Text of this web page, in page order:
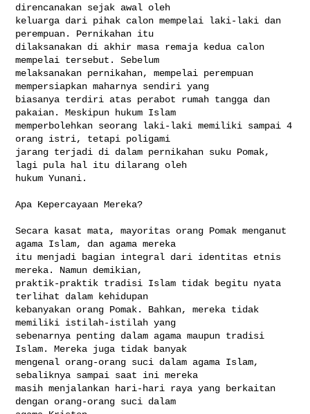
direncanakan sejak awal oleh
keluarga dari pihak calon mempelai laki-laki dan
perempuan. Pernikahan itu
dilaksanakan di akhir masa remaja kedua calon
mempelai tersebut. Sebelum
melaksanakan pernikahan, mempelai perempuan
mempersiapkan maharnya sendiri yang
biasanya terdiri atas perabot rumah tangga dan
pakaian. Meskipun hukum Islam
memperbolehkan seorang laki-laki memiliki sampai 4
orang istri, tetapi poligami
jarang terjadi di dalam pernikahan suku Pomak,
lagi pula hal itu dilarang oleh
hukum Yunani.
Apa Kepercayaan Mereka?
Secara kasat mata, mayoritas orang Pomak menganut
agama Islam, dan agama mereka
itu menjadi bagian integral dari identitas etnis
mereka. Namun demikian,
praktik-praktik tradisi Islam tidak begitu nyata
terlihat dalam kehidupan
kebanyakan orang Pomak. Bahkan, mereka tidak
memiliki istilah-istilah yang
sebenarnya penting dalam agama maupun tradisi
Islam. Mereka juga tidak banyak
mengenal orang-orang suci dalam agama Islam,
sebaliknya sampai saat ini mereka
masih menjalankan hari-hari raya yang berkaitan
dengan orang-orang suci dalam